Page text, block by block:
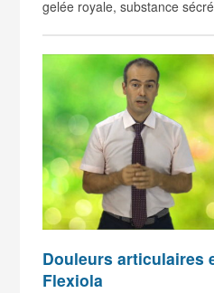
gelée royale, substance
Douleurs articulaires
Flexiola